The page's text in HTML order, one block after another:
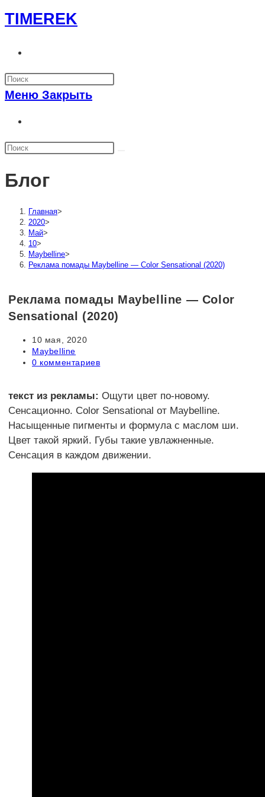
Перейти
к
TIMEREK
по
веб-
Меню Закрыть
по
сайту
Блог
Главная>
2020>
Май>
10>
Maybelline>
Реклама помады Maybelline — Color Sensational (2020)
Реклама помады Maybelline — Color
Sensational (2020)
Запись
опубликована:
10 мая, 2020
Рубрика
записи:
Maybelline
Комментарии
0 комментариев
текст из рекламы: Ощути цвет по-новому.
Сенсационно. Color Sensational от Maybelline.
Насыщенные пигменты и формула с маслом ши.
Цвет такой яркий. Губы такие увлажненные.
Сенсация в каждом движении.